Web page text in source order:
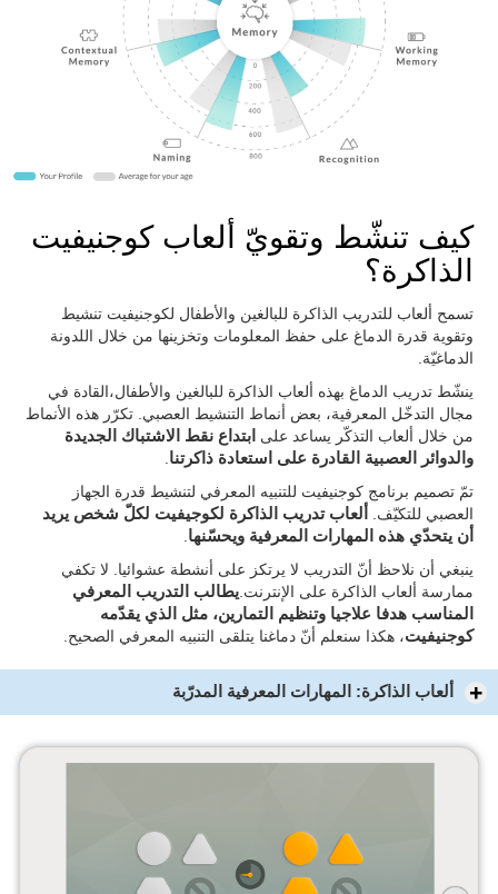
كيف تنشّط وتقويّ ألعاب كوجنيفيت
الذاكرة؟
تسمح ألعاب للتدريب الذاكرة للبالغين والأطفال لكوجنيفيت تنشيط
وتقوية قدرة الدماغ على حفظ المعلومات وتخزينها من خلال اللدونة
الدماغيّة.
ينشّط تدريب الدماغ بهذه ألعاب الذاكرة للبالغين والأطفال،القادة في
مجال التدخّل المعرفية، بعض أنماط التنشيط العصبي. تكرّر هذه الأنماط
من خلال ألعاب التذكّر يساعد على ابتداع نقط الاشتباك الجديدة
والدوائر العصبية القادرة على استعادة ذاكرتنا
تمّ تصميم برنامج كوجنيفيت للتنبيه المعرفي لتنشيط قدرة الجهاز
العصبي للتكيّف.
ألعاب تدريب الذاكرة لكوجيفيت لكلّ شخص يريد
أن يتحدّي هذه المهارات المعرفية ويحسّنها
ينبغي أن نلاحظ أنّ التدريب لا يرتكز على أنشطة عشوائيا. لا تكفي
ممارسة ألعاب الذاكرة على الإنترنت.يطالب التدريب المعرفي
المناسب هدفا علاجيا وتنظيم التمارين، مثل الذي يقدّمه
كوجنيفيت، هكذا سنعلم أنّ دماغنا يتلقى التنبيه المعرفي الصحيح.
ألعاب الذاكرة: المهارات المعرفية المدرّبة